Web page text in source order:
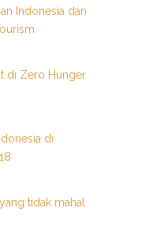
Indonesia dan
di Zero Hunger
di
tidak mahal